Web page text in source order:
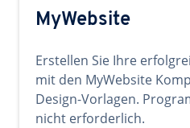
MyWebsite
Erstellen Sie Ihre
mit den MyWebsite
Design-Vorlagen.
nicht erforderlich.